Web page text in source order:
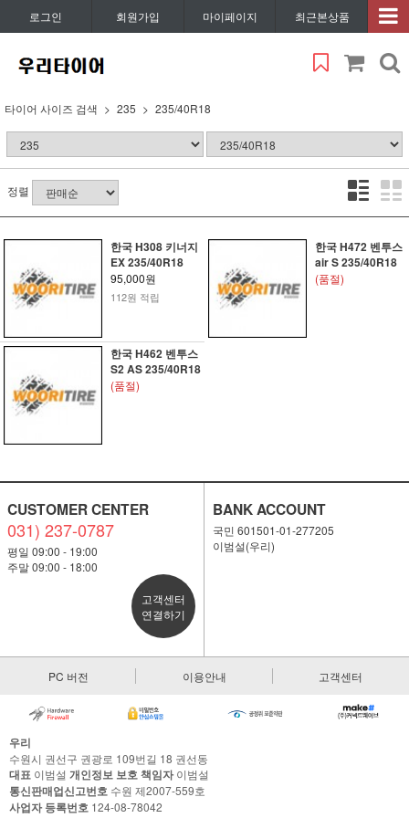
로그인 회원가입 마이페이지 최근본상품
타이어 사이즈 검색 235 235/40R18
정렬
한국 H308 키너지
EX 235/40R18
95,000원
112원 적립
한국 H472 벤투스
air S 235/40R18
(품절)
한국 H462 벤투스
S2 AS 235/40R18
(품절)
CUSTOMER CENTER
031) 237-0787
평일 09:00 - 19:00
주말 09:00 - 18:00
고객센터
연결하기
BANK ACCOUNT
국민 601501-01-277205
이범설(우리)
PC 버전 이용안내 고객센터
우리
수원시 권선구 권광로 109번길 18 권선동
대표 이범설 개인정보 보호 책임자이범설
통신판매업신고번호 수원 제2007-559호
사업자 등록번호 124-08-78042